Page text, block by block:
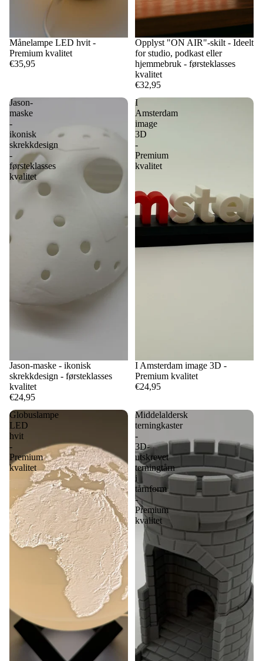
Månelampe LED hvit -
Premium kvalitet
€35,95
Opplyst "ON AIR"-skilt - Ideelt
for studio, podkast eller
hjemmebruk - førsteklasses
kvalitet
€32,95
Jason-
maske
-
ikonisk
skrekkdesign
-
førsteklasses
kvalitet
Jason-maske - ikonisk
skrekkdesign - førsteklasses
kvalitet
€24,95
I
Amsterdam
image
3D
-
Premium
kvalitet
I Amsterdam image 3D -
Premium kvalitet
€24,95
Globuslampe
LED
hvit
-
Premium
kvalitet
Middelaldersk
terningkaster
-
3D-
utskrevet
terningtårn
i
tårnform
-
Premium
kvalitet